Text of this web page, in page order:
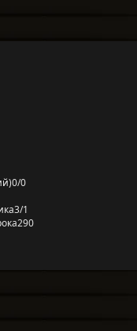
0/0
3/1
290